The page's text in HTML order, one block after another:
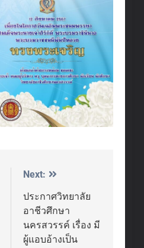
Next:
ประกาศวิทยาลัย
อาชีวศึกษา
นครสวรรค์ เรื่อง มี
ผู้แอบอ้างเป็น